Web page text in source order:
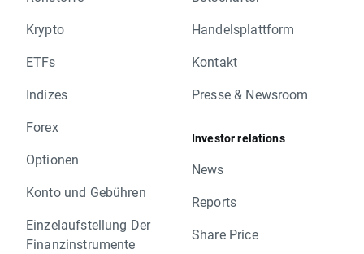
Krypto
ETFs
Indizes
Forex
Optionen
Konto und Gebühren
Einzelaufstellung Der
Finanzinstrumente
Handelsplattform
Kontakt
Presse & Newsroom
Investor relations
News
Reports
Share Price